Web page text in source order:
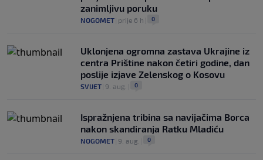
zanimljivu poruku
NOGOMET prije 6 h 0
Uklonjena ogromna zastava Ukrajine iz
centra Prištine nakon četiri godine, dan
poslije izjave Zelenskog o Kosovu
SVIJET 9. aug. 0
Ispražnjena tribina sa navijačima Borca
nakon skandiranja Ratku Mladiću
NOGOMET 9. aug. 0